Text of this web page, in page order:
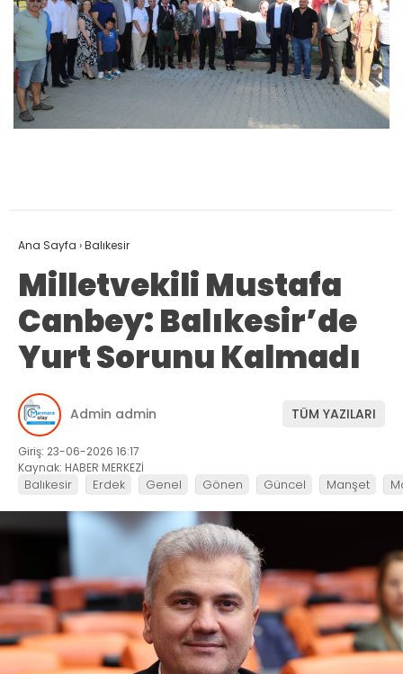
Ana Sayfa ›Balıkesir
Milletvekili Mustafa
Canbey: Balıkesir’de
Yurt Sorunu Kalmadı
Admin admin TÜM YAZILARI
Giriş: 23-06-2026 16:17
Kaynak: HABER MERKEZİ
Balıkesir Erdek Genel Gönen Güncel Manşet